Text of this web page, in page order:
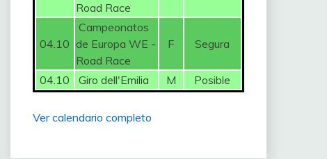
Road Race
04.10
Campeonatos
de Europa WE -
Road Race
F Segura
04.10 Giro dell'Emilia M Posible
Ver calendario completo